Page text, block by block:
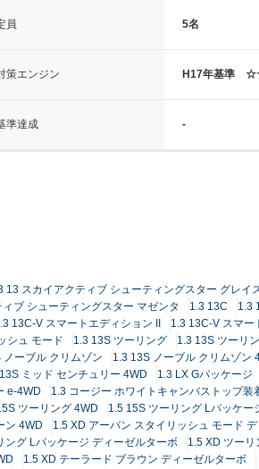
員 5名
策エンジン H17年基準
準達成 -
13 スカイアクティブ シューティングスター グレイ
ブ シューティングスター マゼンタ 1.3 13C
1.3
13C-V スマートエディション II
1.3 13C-V スマー
シュ モード 1.3 13S ツーリング
1.3 13S ツーリ
ノーブル クリムゾン
1.3 13S ノーブル クリムゾン
ミッド センチュリー 4WD
1.3 LX Gパッケージ
e-4WD
1.3 コージー ホワイトキャンバストップ装
ツーリング 4WD
1.5 15S ツーリング Lパッケー
ン 4WD
1.5 XD アーバン スタイリッシュ モード
ング Lパッケージ ディーゼルターボ
1.5 XD ツー
1.5 XD テーラード ブラウン ディーゼルターボ